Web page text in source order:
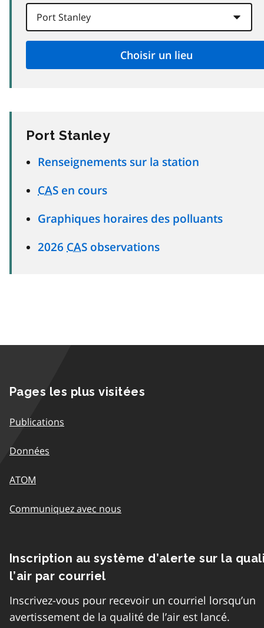
Port Stanley
Renseignements sur la station
CAS en cours
Graphiques horaires des polluants
2026 CAS observations
Pages les plus visitées
Publications
Données
ATOM
Communiquez avec nous
Inscription au système d’alerte sur la
l’air par courriel
Inscrivez-vous pour recevoir un courriel lorsqu’un
avertissement de la qualité de l’air est lancé.